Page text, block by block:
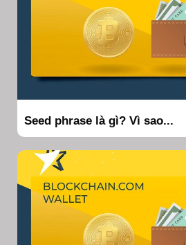
Seed phrase là gì? Vì sao...